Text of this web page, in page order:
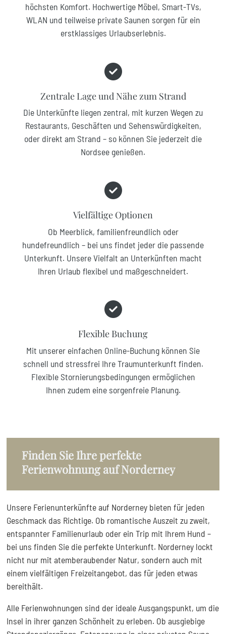
höchsten Komfort. Hochwertige Möbel, Smart-TVs,
WLAN und teilweise private Saunen sorgen für ein
erstklassiges Urlaubserlebnis.
Zentrale Lage und Nähe zum Strand
Die Unterkünfte liegen zentral, mit kurzen Wegen zu
Restaurants, Geschäften und Sehenswürdigkeiten,
oder direkt am Strand – so können Sie jederzeit die
Nordsee genießen.
Vielfältige Optionen
Ob Meerblick, familienfreundlich oder
hundefreundlich – bei uns findet jeder die passende
Unterkunft. Unsere Vielfalt an Unterkünften macht
Ihren Urlaub flexibel und maßgeschneidert.
Flexible Buchung
Mit unserer einfachen Online-Buchung können Sie
schnell und stressfrei Ihre Traumunterkunft finden.
Flexible Stornierungsbedingungen ermöglichen
Ihnen zudem eine sorgenfreie Planung.
Finden Sie Ihre perfekte
Ferienwohnung auf Norderney
Unsere Ferienunterkünfte auf Norderney bieten für jeden
Geschmack das Richtige. Ob romantische Auszeit zu zweit,
entspannter Familienurlaub oder ein Trip mit Ihrem Hund –
bei uns finden Sie die perfekte Unterkunft. Norderney lockt
nicht nur mit atemberaubender Natur, sondern auch mit
einem vielfältigen Freizeitangebot, das für jeden etwas
bereithält.
Alle Ferienwohnungen sind der ideale Ausgangspunkt, um die
Insel in ihrer ganzen Schönheit zu erleben. Ob ausgiebige